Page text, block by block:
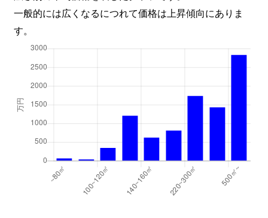
一般的には広くなるにつれて価格は上昇傾向にありま
す。